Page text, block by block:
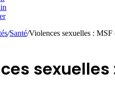
/Santé/Violences sexuelles : MSF